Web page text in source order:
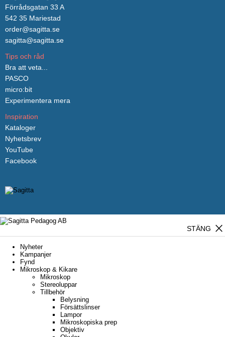
Förrådsgatan 33 A
542 35 Mariestad
order@sagitta.se
sagitta@sagitta.se
Tips och råd
Bra att veta...
PASCO
micro:bit
Experimentera mera
Inspiration
Kataloger
Nyhetsbrev
YouTube
Facebook
close
STÄNG
Nyheter
Kampanjer
Fynd
Mikroskop & Kikare
Mikroskop
Stereoluppar
Tillbehör
Belysning
Försättslinser
Lampor
Mikroskopiska prep
Objektiv